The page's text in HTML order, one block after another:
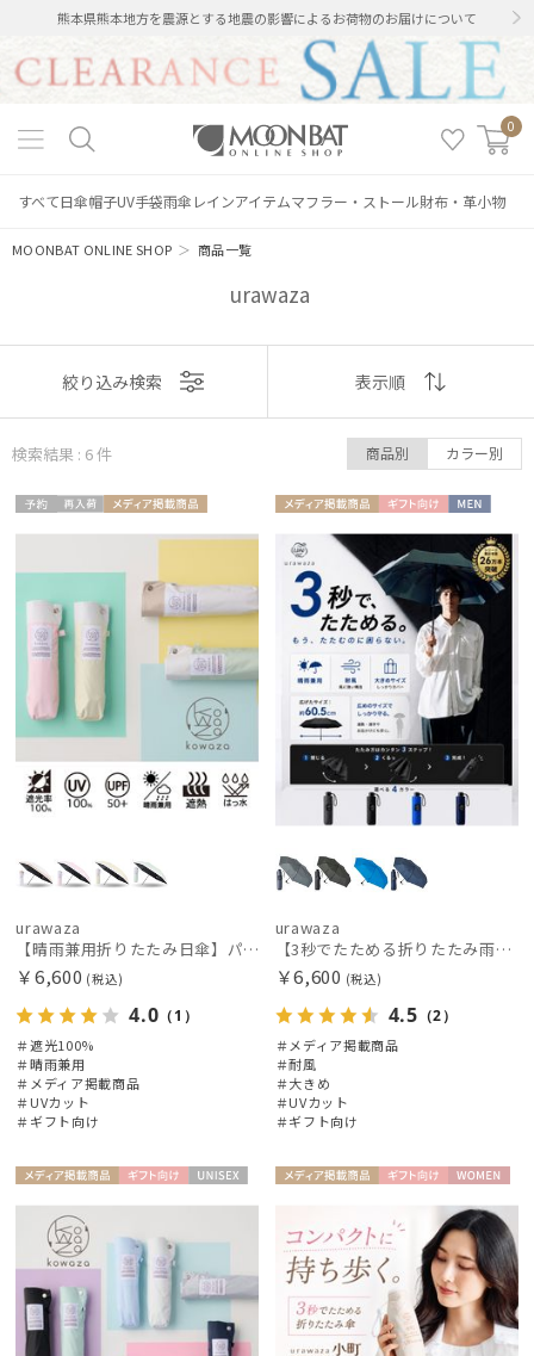
熊本県熊本地方を震源とする地震の影響によるお荷物のお届けについて
0
すべて日傘帽子UV手袋雨傘 レインアイテムマフラー・ストール財布・革小物
MOONBAT ONLINE SHOP ＞商品一覧
urawaza
絞り込み
レディース メンズ キッズ
カテゴリー
ブランド
ダックス
エスタ
フルラ
Fuwacool®
フワクール®
グレイシー
HANWAY
ハンウェイ
LANVIN en Bleu
ランバン オン ブルー
表示
おすすめ
価格の高い
順
価格の低い
順
人気順
売上点数順
お気に入り
絞り込み検索 表示順
検索結果 : 6件 商品別 カラー別
向け
X
urawaza
【晴雨兼用折りたたみ日傘】パッとさして、サッとしまえる傘コワザ(kowaza) ライトボーダー 50 遮光100% UV100%
￥6,600 (税込)
4.0 （1）
＃遮光100%
＃晴雨兼用
＃メディア掲載商品
＃UVカット
＃ギフト向け
載商品
向け
urawaza
【3秒でたためる折りたたみ雨傘】urawaza 無双（ウラワザ）プレーン58 耐風 大きめ
￥6,600 (税込)
4.5 （2）
＃メディア掲載商品
＃耐風
＃大きめ
＃UVカット
＃ギフト向け
載商品
向け
N